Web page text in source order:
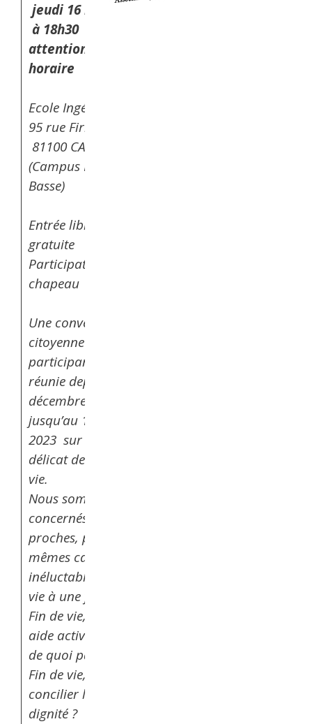
jeudi 16 mars 2023
à 18h30
attention nouvel
horaire
Ecole Ingénieurs ISIS
95 rue Firmin Oules
81100 CASTRES
(Campus Borde-
Basse)
Entrée libre et
gratuite
Participation au
chapeau
Une convention
citoyenne de 185
participants est
réunie depuis le 9
décembre 2022
jusqu’au 19 mars
2023 sur le thème
délicat de la fin de
vie.
Nous sommes tous
concernés pour nos
proches, pour nous
mêmes car
inéluctablement toute
vie à une fin.
Fin de vie, sédation,
aide active à mourir,
de quoi parle-t-on ?
Fin de vie, comment
concilier liberté et
dignité ?